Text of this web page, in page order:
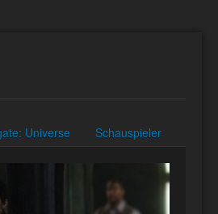
Universe Schauspieler